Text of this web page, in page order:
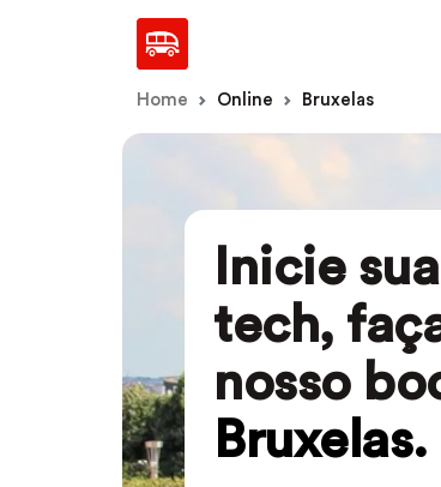
Home Online Bruxelas
Inicie
tech,
nosso
Bruxelas.